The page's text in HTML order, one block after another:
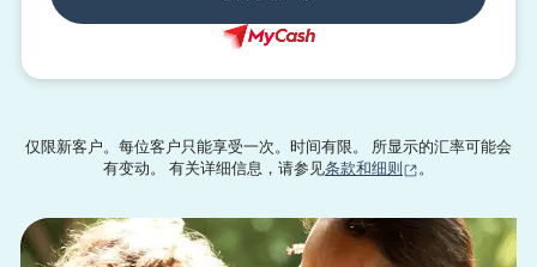
仅限新客户。每位客户只能享受一次。时间有限。 所显示的汇率可能会
有变动。 有关详细信息，请参见条款和细则 。